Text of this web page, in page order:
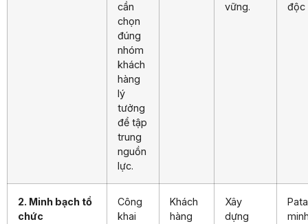
cần
chọn
đúng
nhóm
khách
hàng
lý
tưởng
để tập
trung
nguồn
lực.
vững.
độc
2. Minh bạch tổ
chức
Công
khai
Khách
hàng
Xây
dựng